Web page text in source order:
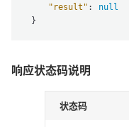
"result" : null
响应状态码说明
状态码